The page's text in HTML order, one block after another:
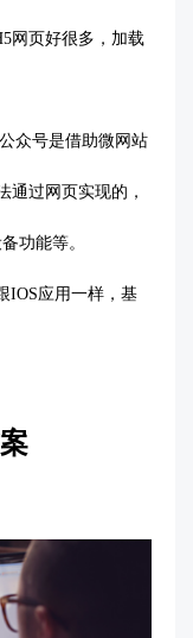
网页好很多，加载
众号是借助微网站
通过网页实现的，
功能等。
IOS应用一样，基